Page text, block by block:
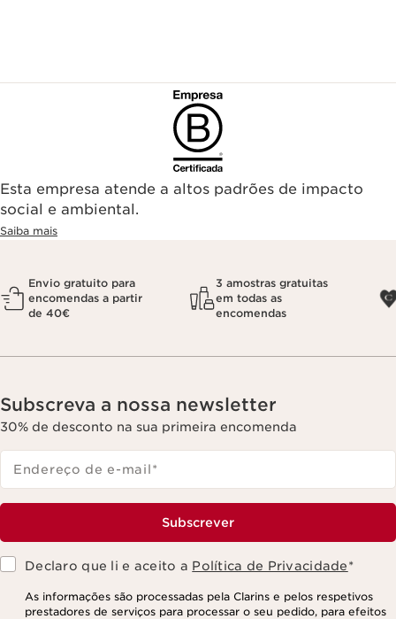
Esta empresa atende a altos padrões de impacto
social e ambiental.
Saiba mais
Envio gratuito para
encomendas a partir
de 40€
3 amostras gratuitas
em todas as
encomendas
Subscreva a nossa newsletter
30% de desconto na sua primeira encomenda
Endereço de e-mail*
Subscrever
Declaro que li e aceito a Política de Privacidade*
As informações são processadas pela Clarins e pelos respetivos
prestadores de serviços para processar o seu pedido, para efeitos